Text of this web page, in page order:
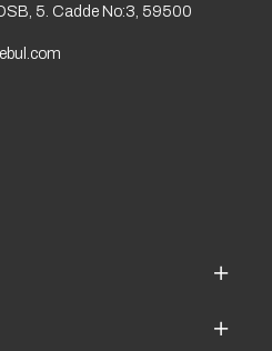
5. Cadde No:3, 59500